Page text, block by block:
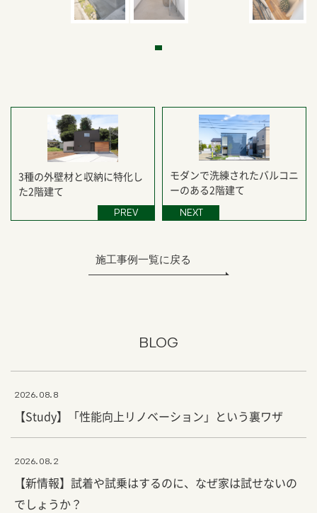
3種の外壁材と収納に特化し
た2階建て
PREV
モダンで洗練されたバルコニ
ーのある2階建て
NEXT
施工事例一覧に戻る
BLOG
2026.08.8
【Study】「性能向上リノベーション」という裏ワザ
2026.08.2
【新情報】試着や試乗はするのに、なぜ家は試せないの
でしょうか？